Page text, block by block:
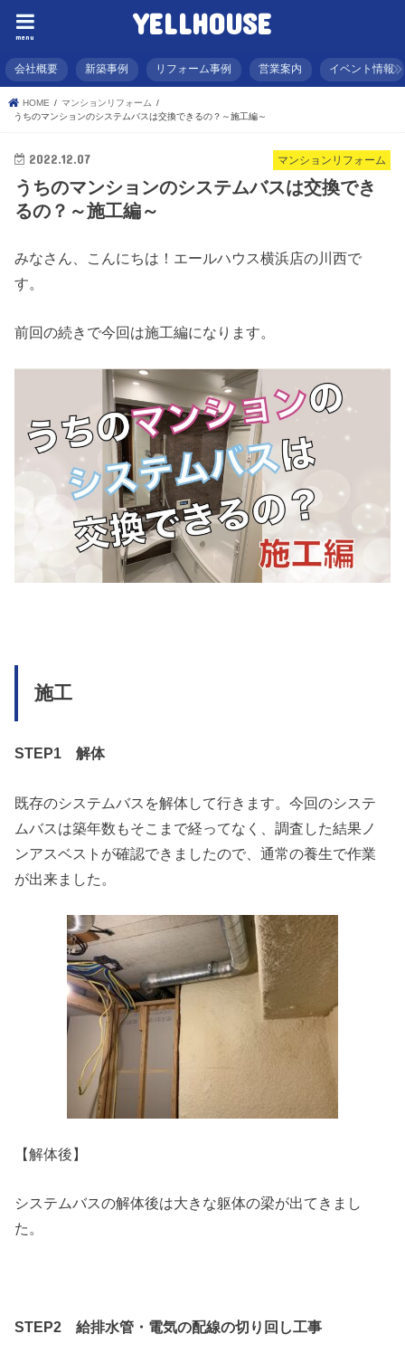
YELLHOUSE
menu
会社概要 新築事例 リフォーム事例 営業案内 イベント情報
HOME
マンションリフォーム
うちのマンションのシステムバスは交換できるの？～施工編～
マンションリフォーム
2022.12.07
うちのマンションのシステムバスは交換でき
るの？～施工編～
みなさん、こんにちは！エールハウス横浜店の川西で
す。
前回の続きで今回は施工編になります。
施工
STEP1 解体
既存のシステムバスを解体して行きます。今回のシステ
ムバスは築年数もそこまで経ってなく、調査した結果ノ
ンアスベストが確認できましたので、通常の養生で作業
が出来ました。
【解体後】
システムバスの解体後は大きな躯体の梁が出てきまし
た。
STEP2 給排水管・電気の配線の切り回し工事